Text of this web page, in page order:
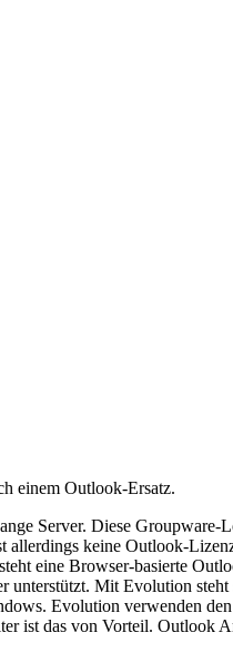
einem Outlook-Ersatz.
Server. Diese
allerdings keine Outlook-
eine Browser-basierte
unterstützt. Mit Evolution
Evolution verwenden
ist das von Vorteil. Outlook